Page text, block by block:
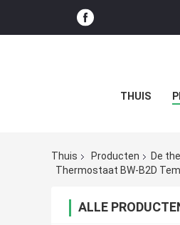
THUIS
Thuis Producten
De
Thermostaat BW-B2D
ALLE